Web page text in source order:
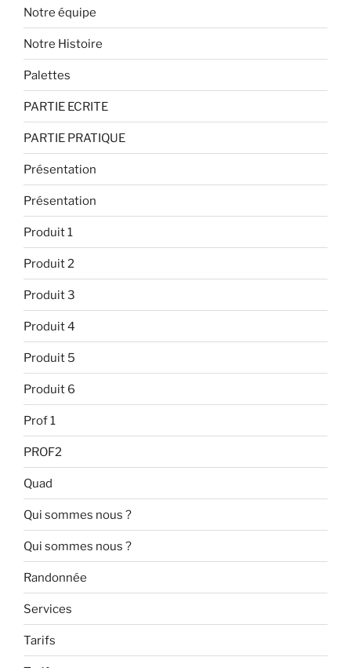
Notre équipe
Notre Histoire
Palettes
PARTIE ECRITE
PARTIE PRATIQUE
Présentation
Présentation
Produit 1
Produit 2
Produit 3
Produit 4
Produit 5
Produit 6
Prof 1
PROF2
Quad
Qui sommes nous ?
Qui sommes nous ?
Randonnée
Services
Tarifs